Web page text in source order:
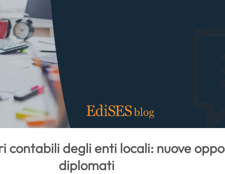
contabili degli enti locali: nuove
diplomati